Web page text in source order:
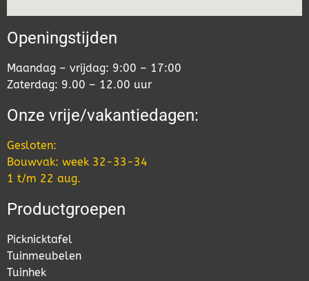
Openingstijden
Maandag – vrijdag: 9:00 – 17:00
Zaterdag: 9.00 – 12.00 uur
Onze vrije/vakantiedagen:
Gesloten:
Bouwvak: week 32-33-34
1 t/m 22 aug.
Productgroepen
Picknicktafel
Tuinmeubelen
Tuinhek